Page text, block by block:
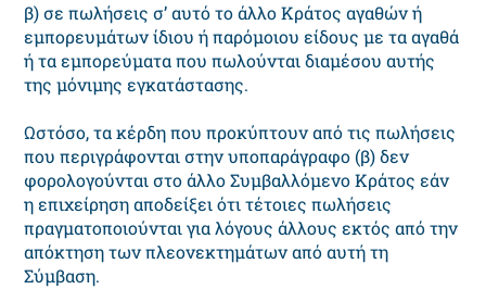
β) σε πωλήσεις σ’ αυτό το άλλο Κράτος αγαθών ή
εμπορευμάτων ίδιου ή παρόμοιου είδους με τα αγαθά
ή τα εμπορεύματα που πωλούνται διαμέσου αυτής
της μόνιμης εγκατάστασης.
Ωστόσο, τα κέρδη που προκύπτουν από τις πωλήσεις
που περιγράφονται στην υποπαράγραφο (β) δεν
φορολογούνται στο άλλο Συμβαλλόμενο Κράτος εάν
η επιχείρηση αποδείξει ότι τέτοιες πωλήσεις
πραγματοποιούνται για λόγους άλλους εκτός από την
απόκτηση των πλεονεκτημάτων από αυτή τη
Σύμβαση.